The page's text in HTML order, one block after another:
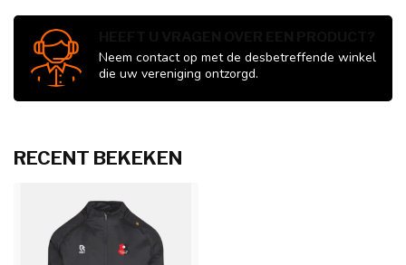
Neem contact op met de desbetreffende winkel
die uw vereniging ontzorgd.
RECENT BEKEKEN